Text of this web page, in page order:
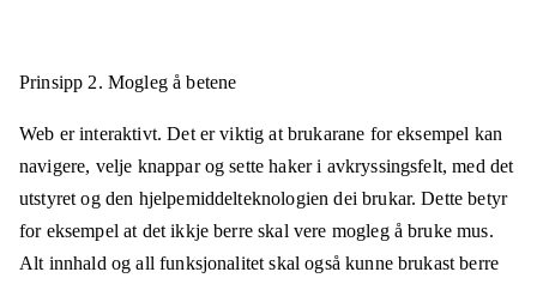
Prinsipp 2. Mogleg å betene
Web er interaktivt. Det er viktig at brukarane for eksempel kan
navigere, velje knappar og sette haker i avkryssingsfelt, med det
utstyret og den hjelpemiddelteknologien dei brukar. Dette betyr
for eksempel at det ikkje berre skal vere mogleg å bruke mus.
Alt innhald og all funksjonalitet skal også kunne brukast berre